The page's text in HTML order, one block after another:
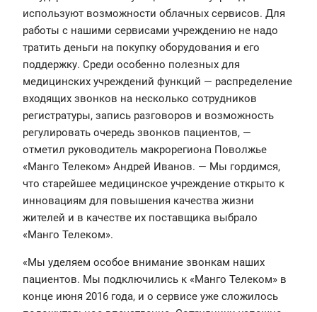
используют возможности облачных сервисов. Для
работы с нашими сервисами учреждению не надо
тратить деньги на покупку оборудования и его
поддержку. Среди особенно полезных для
медицинских учреждений функций — распределение
входящих звонков на несколько сотрудников
регистратуры, запись разговоров и возможность
регулировать очередь звонков пациентов, —
отметил руководитель макрорегиона Поволжье
«Манго Телеком» Андрей Иванов. — Мы гордимся,
что старейшее медицинское учреждение открыто к
инновациям для повышения качества жизни
жителей и в качестве их поставщика выбрало
«Манго Телеком».
«Мы уделяем особое внимание звонкам наших
пациентов. Мы подключились к «Манго Телеком» в
конце июня 2016 года, и о сервисе уже сложилось